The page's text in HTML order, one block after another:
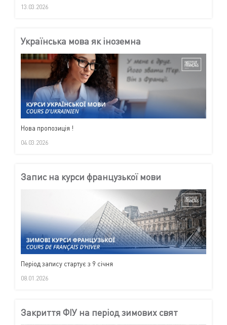
13.03.2026
Українська мова як іноземна
Нова пропозиція !
04.03.2026
Запис на курси французької мови
Період запису стартує з 9 січня
08.01.2026
Закриття ФІУ на період зимових свят